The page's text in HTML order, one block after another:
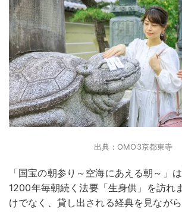
出典：OMO3京都東寺
「国宝の朝参り～空海にあえる朝～」
1200年毎朝続く法要「生身供」を訪れ
けでなく、貸し出される経典を見なが